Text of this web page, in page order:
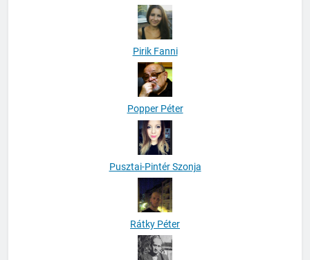
Pirik Fanni
Popper Péter
Pusztai-Pintér Szonja
Rátky Péter